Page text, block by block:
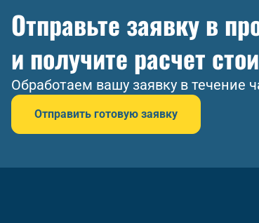
Отправьте заявку в
и получите расчет
Обработаем вашу заявку в течение
Отправить готовую заявку